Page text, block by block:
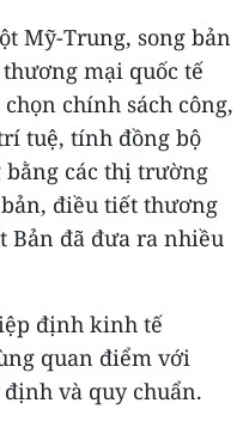
Mỹ-Trung, song bản
mại quốc tế
chính sách công,
tuệ, tính đồng bộ
các thị trường
điều tiết thương
Bản đã đưa ra nhiều
định kinh tế
quan điểm với
và quy chuẩn.